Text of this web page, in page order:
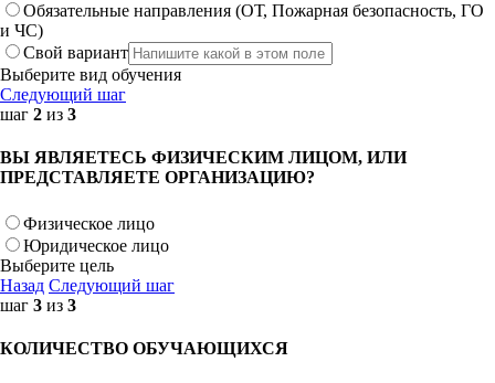
Обязательные направления (ОТ, Пожарная безопасность, ГО
и ЧС)
Свой вариант
Выберите вид обучения
Следующий шаг
шаг 2 из 3
ВЫ ЯВЛЯЕТЕСЬ ФИЗИЧЕСКИМ ЛИЦОМ, ИЛИ
ПРЕДСТАВЛЯЕТЕ ОРГАНИЗАЦИЮ?
Физическое лицо
Юридическое лицо
Выберите цель
Назад Следующий шаг
шаг 3 из 3
КОЛИЧЕСТВО ОБУЧАЮЩИХСЯ